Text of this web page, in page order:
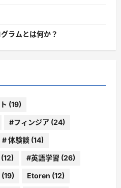
ラムとは何か？
(19)
#フィンジア (24)
# 体験談 (14)
(12) #英語学習 (26)
(19) Etoren (12)